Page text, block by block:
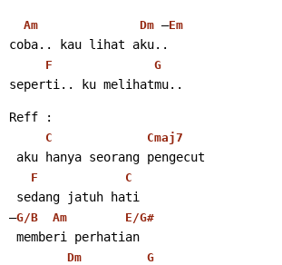
Am Dm –Em
coba.. kau lihat aku..
F G
seperti.. ku melihatmu..
Reff :
C Cmaj7
aku hanya seorang pengecut
F C
sedang jatuh hati
–G/B Am E/G#
memberi perhatian
Dm G